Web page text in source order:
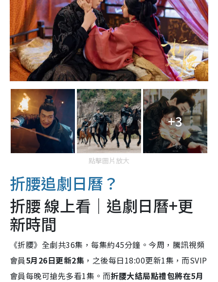
+3
點擊圖片放大
折腰追劇日曆？
折腰 線上看｜追劇日曆+更
新時間
《折腰》全劇共36集，每集約45分鐘。今周，騰訊視頻
會員5月26日更新2集 ，之後每日18:00更新1集，而SVIP
會員每晚可搶先多看1集。而折腰大結局點禮包將在5月